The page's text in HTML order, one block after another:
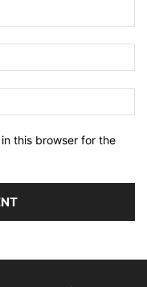
this browser for the